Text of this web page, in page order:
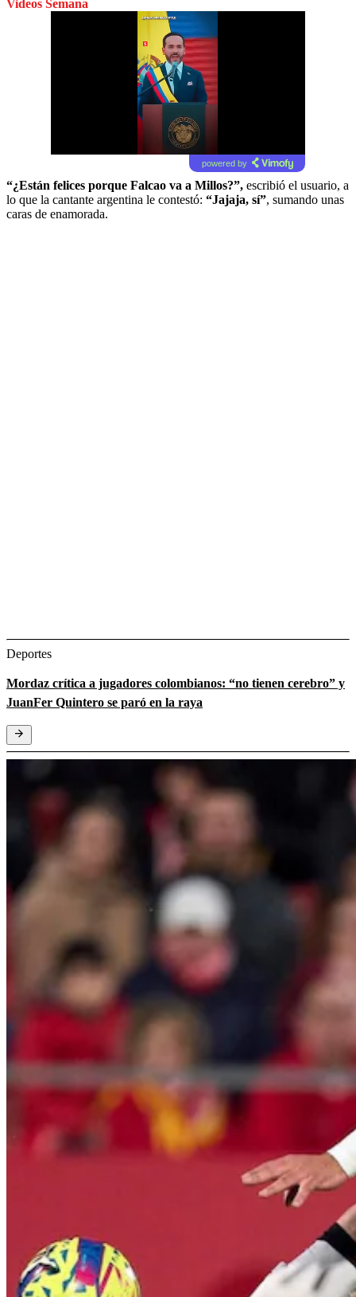
Videos Semana
powered by
“¿Están felices porque Falcao va a Millos?”, escribió el usuario, a
lo que la cantante argentina le contestó: “Jajaja, sí”, sumando unas
caras de enamorada.
Deportes
Mordaz crítica a jugadores colombianos: “no tienen cerebro” y
JuanFer Quintero se paró en la raya